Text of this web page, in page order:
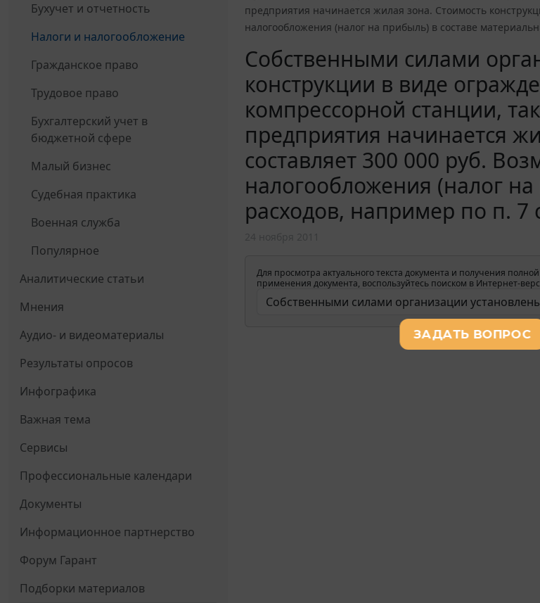
Бухучет и отчетность
Налоги и налогообложение
Гражданское право
Трудовое право
Бухгалтерский учет в
бюджетной сфере
Малый бизнес
Судебная практика
Военная служба
Популярное
Аналитические статьи
Мнения
Аудио- и видеоматериалы
Результаты опросов
Инфографика
Важная тема
Сервисы
Профессиональные календари
Документы
Информационное партнерство
Форум Гарант
Подборки материалов
предприятия начинается жилая зона. Стоимость
налогообложения (налог на прибыль) в составе
Собственными силами
конструкции в виде
компрессорной станции,
предприятия начинается
составляет 300 000 руб.
налогообложения (налог
расходов, например по п. 7
Для просмотра актуального текста документа и получения
применения документа, воспользуйтесь поиском в Интернет-